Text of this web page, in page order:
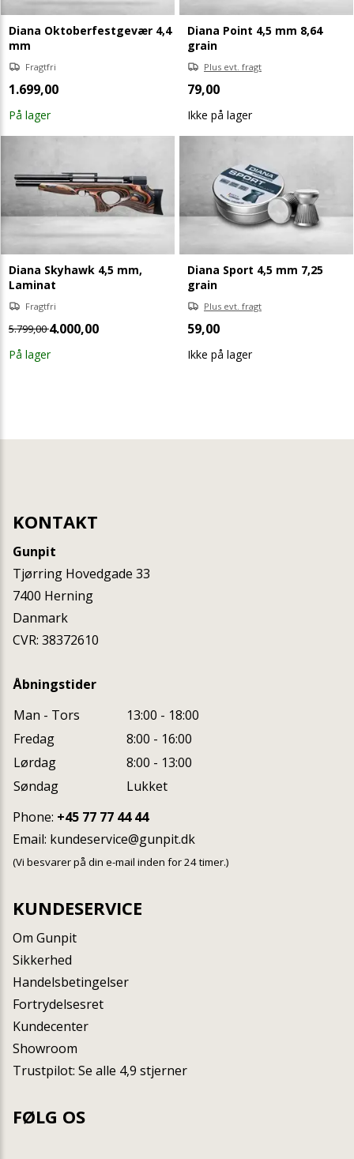
Diana Oktoberfestgevær 4,4
mm
Fragtfri
1.699,00
På lager
Diana Point 4,5 mm 8,64
grain
Plus evt. fragt
79,00
Ikke på lager
Diana Skyhawk 4,5 mm,
Laminat
Fragtfri
5.799,004.000,00
På lager
Diana Sport 4,5 mm 7,25
grain
Plus evt. fragt
59,00
Ikke på lager
KONTAKT
Gunpit
Tjørring Hovedgade 33
7400 Herning
Danmark
CVR: 38372610
Åbningstider
Man - Tors
13:00 - 18:00
Fredag
8:00 - 16:00
Lørdag
8:00 - 13:00
Søndag
Lukket
Phone: +45 77 77 44 44
Email: kundeservice@gunpit.dk
(Vi besvarer på din e-mail inden for 24 timer.)
KUNDESERVICE
Om Gunpit
Sikkerhed
Handelsbetingelser
Fortrydelsesret
Kundecenter
Showroom
Trustpilot: Se alle 4,9 stjerner
FØLG OS